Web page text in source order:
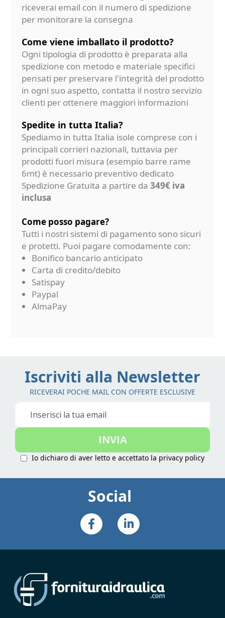
riceverai email con il numero di spedizione
per monitorare la consegna
Come viene imballato il prodotto?
Ogni tipologia di prodotto è preparata alla
spedizione con metodo e materiale specifici
pensati per preservare l'integrità del prodotto
in ogni suo aspetto, contatta il nostro servizio
clienti per ottenere maggiori informazioni
Spedite in tutta Italia?
Spediamo in tutta Italia isole comprese con i
principali corrieri nazionali, tuttavia per
prodotti fuori misura (esempio barre rame
6mt) è necessario preventivo dedicato
Spedizione Gratuita a partire da 349€ iva
inclusa
Come posso pagare?
Tutti i nostri sistemi di pagamento sono sicuri
e protetti. Puoi pagare comodamente con:
Bonifico bancario anticipato
Carta di credito/debito
Satispay
Paypal
AlmaPay
Iscriviti alla Newsletter
RICEVERAI POCHE MAIL CON OFFERTE ESCLUSIVE
Iscriviti
nostra
INVIA
Io dichiaro di aver letto e accettato la privacy policy
Social